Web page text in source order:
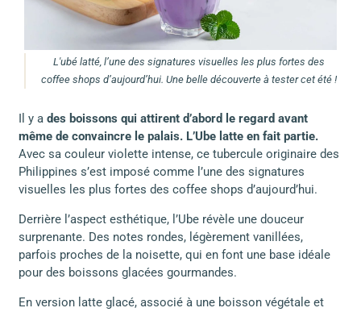
L'ubé latté, l’une des signatures visuelles les plus fortes des
coffee shops d’aujourd’hui. Une belle découverte à tester cet été !
Il y a des boissons qui attirent d’abord le regard avant
même de convaincre le palais. L’Ube latte en fait partie.
Avec sa couleur violette intense, ce tubercule originaire des
Philippines s’est imposé comme l’une des signatures
visuelles les plus fortes des coffee shops d’aujourd’hui.
Derrière l’aspect esthétique, l’Ube révèle une douceur
surprenante. Des notes rondes, légèrement vanillées,
parfois proches de la noisette, qui en font une base idéale
pour des boissons glacées gourmandes.
En version latte glacé, associé à une boisson végétale et